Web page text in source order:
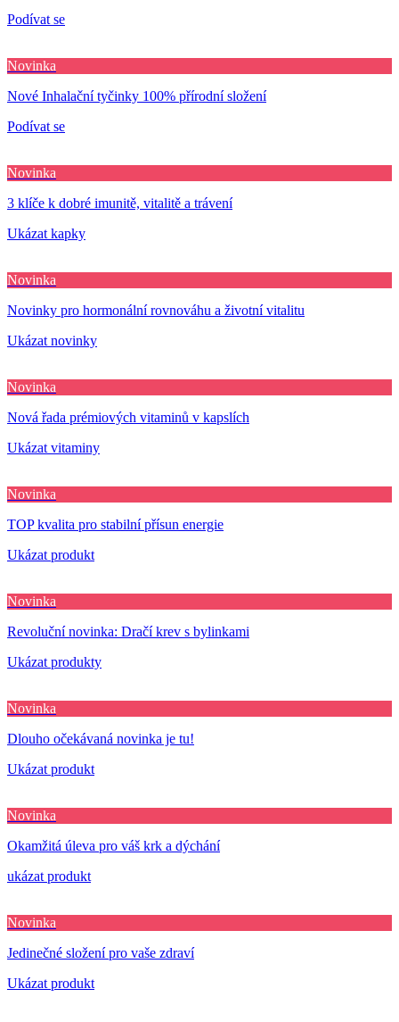
Podívat se
Novinka
Nové Inhalační tyčinky 100% přírodní složení
Podívat se
Novinka
3 klíče k dobré imunitě, vitalitě a trávení
Ukázat kapky
Novinka
Novinky pro hormonální rovnováhu a životní vitalitu
Ukázat novinky
Novinka
Nová řada prémiových vitaminů v kapslích
Ukázat vitaminy
Novinka
TOP kvalita pro stabilní přísun energie
Ukázat produkt
Novinka
Revoluční novinka: Dračí krev s bylinkami
Ukázat produkty
Novinka
Dlouho očekávaná novinka je tu!
Ukázat produkt
Novinka
Okamžitá úleva pro váš krk a dýchání
ukázat produkt
Novinka
Jedinečné složení pro vaše zdraví
Ukázat produkt